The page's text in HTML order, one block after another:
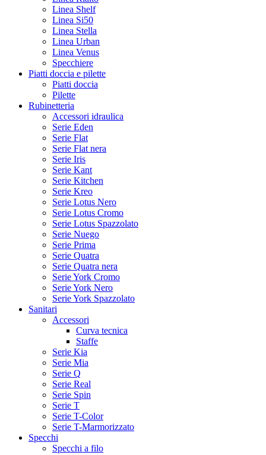
Linea Shelf
Linea Si50
Linea Stella
Linea Urban
Linea Venus
Specchiere
Piatti doccia e pilette
Piatti doccia
Pilette
Rubinetteria
Accessori idraulica
Serie Eden
Serie Flat
Serie Flat nera
Serie Iris
Serie Kant
Serie Kitchen
Serie Kreo
Serie Lotus Nero
Serie Lotus Cromo
Serie Lotus Spazzolato
Serie Nuego
Serie Prima
Serie Quatra
Serie Quatra nera
Serie York Cromo
Serie York Nero
Serie York Spazzolato
Sanitari
Accessori
Curva tecnica
Staffe
Serie Kia
Serie Mia
Serie Q
Serie Real
Serie Spin
Serie T
Serie T-Color
Serie T-Marmorizzato
Specchi
Specchi a filo